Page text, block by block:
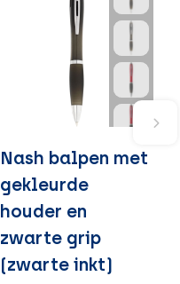
Nash balpen met
gekleurde
houder en
zwarte grip
(zwarte inkt)